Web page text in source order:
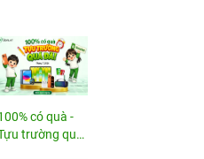
có quà -
trường quá